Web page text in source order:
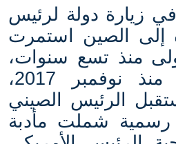
زيارة دولة لرئيس
إلى الصين استمرت
منذ تسع سنوات،
والثانية لترامب منذ نوفمبر 2017،
الرئيس الصيني
شملت مأدبة